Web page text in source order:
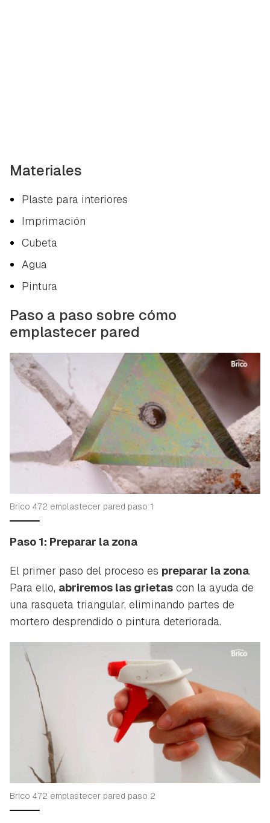
Materiales
Plaste para interiores
Imprimación
Cubeta
Agua
Pintura
Paso a paso sobre cómo
emplastecer pared
Brico 472 emplastecer pared paso 1
Paso 1: Preparar la zona
El primer paso del proceso es preparar la zona.
Para ello, abriremos las grietas con la ayuda de
una rasqueta triangular, eliminando partes de
mortero desprendido o pintura deteriorada.
Brico 472 emplastecer pared paso 2